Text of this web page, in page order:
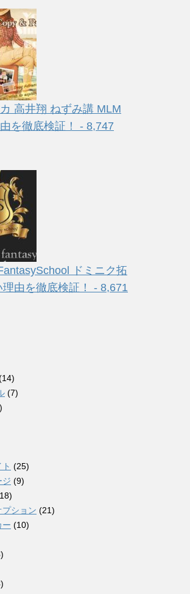
高井翔 ねずみ講 MLM
を徹底検証！ - 8,747
ドミニク拓
由を徹底検証！ - 8,671
(7)
(25)
ジ (9)
ション (21)
ー (10)